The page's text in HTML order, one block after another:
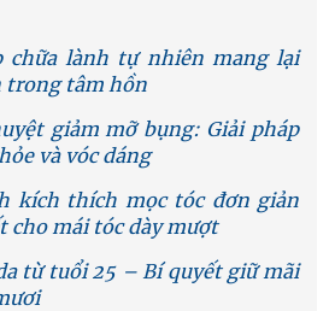
chữa lành tự nhiên mang lại
trong tâm hồn
giảm mỡ bụng: Giải pháp
và vóc dáng
kích thích mọc tóc đơn giản
cho mái tóc dày mượt
từ tuổi 25 – Bí quyết giữ mãi